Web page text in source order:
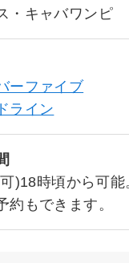
・キャバワンピ
ーファイブ
ライン
)18時頃から可能
約もできます。